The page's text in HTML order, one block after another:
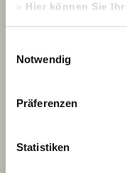
» Hier können Sie
(Schrems II), da es keine
Sicherheitsbehörden auf
Google und Sie ihre Betroffenenrechte,
Übermittlungsempfängern nicht
Notwendig
Präferenzen
Statistiken